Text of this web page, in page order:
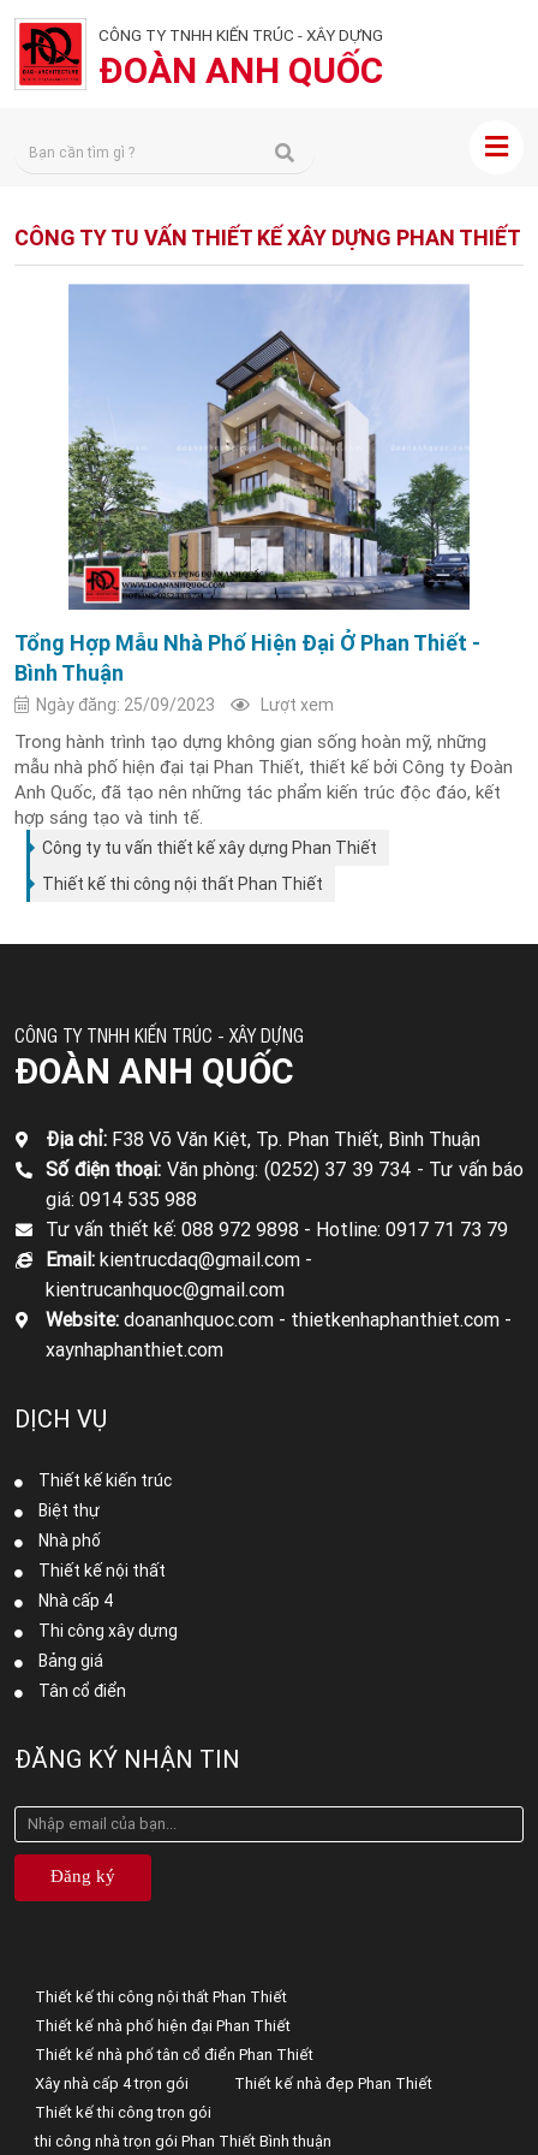
CÔNG TY TNHH KIẾN TRÚC - XÂY DỰNG
ĐOÀN ANH QUỐC
CÔNG TY TU VẤN THIẾT KẾ XÂY DỰNG PHAN THIẾT
Tổng Hợp Mẫu Nhà Phố Hiện Đại Ở Phan Thiết -
Bình Thuận
Ngày đăng: 25/09/2023 Lượt xem
Trong hành trình tạo dựng không gian sống hoàn mỹ, những
mẫu nhà phố hiện đại tại Phan Thiết, thiết kế bởi Công ty Đoàn
Anh Quốc, đã tạo nên những tác phẩm kiến trúc độc đáo, kết
hợp sáng tạo và tinh tế.
Công ty tu vấn thiết kế xây dựng Phan Thiết
Thiết kế thi công nội thất Phan Thiết
CÔNG TY TNHH KIẾN TRÚC - XÂY DỰNG
ĐOÀN ANH QUỐC
Địa chỉ: F38 Võ Văn Kiệt, Tp. Phan Thiết, Bình Thuận
Số điện thoại: Văn phòng: (0252) 37 39 734 - Tư vấn báo
giá: 0914 535 988
Tư vấn thiết kế: 088 972 9898 - Hotline: 0917 71 73 79
Email: kientrucdaq@gmail.com -
kientrucanhquoc@gmail.com
Website: doananhquoc.com - thietkenhaphanthiet.com -
xaynhaphanthiet.com
DỊCH VỤ
Thiết kế kiến trúc
Biệt thự
Nhà phố
Thiết kế nội thất
Nhà cấp 4
Thi công xây dựng
Bảng giá
Tân cổ điển
ĐĂNG KÝ NHẬN TIN
Đăng ký
Thiết kế thi công nội thất Phan Thiết
Thiết kế nhà phố hiện đại Phan Thiết
Thiết kế nhà phố tân cổ điển Phan Thiết
Xây nhà cấp 4 trọn gói
Thiết kế nhà đẹp Phan Thiết
Thiết kế thi công trọn gói
thi công nhà trọn gói Phan Thiết Bình thuận